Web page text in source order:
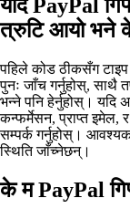
यदि PayPal
त्रुटि आयो भने
पहिले कोड ठीकसँग
पुनः जाँच गर्नुहोस्, साथै
भन्ने पनि हेर्नुहोस्।
कन्फर्मेसन, प्राप्त इमेल,
सम्पर्क गर्नुहोस्।
स्थिति जाँच्नेछन्।
के म PayPal